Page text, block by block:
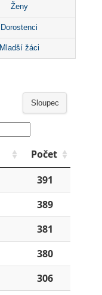
Ženy
Dorostenci
Mladší žáci
Sloupec
Počet
391
389
381
380
306